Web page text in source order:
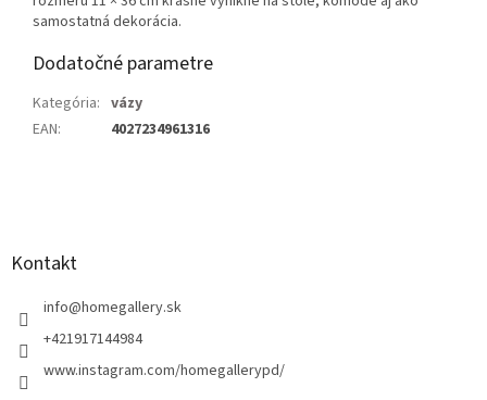
samostatná dekorácia.
Dodatočné parametre
Kategória: vázy
EAN: 4027234961316
Kontakt
info@homegallery.sk
+421917144984
www.instagram.com/homegallerypd/